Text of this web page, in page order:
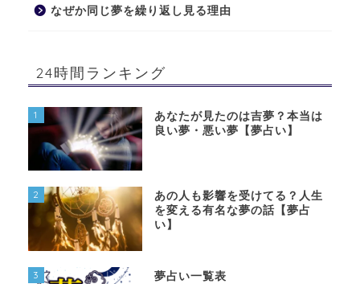
なぜか同じ夢を繰り返し見る理由
24時間ランキング
1
あなたが見たのは吉夢？本当は
良い夢・悪い夢【夢占い】
2
あの人も影響を受けてる？人生
を変える有名な夢の話【夢占
い】
3 夢占い一覧表